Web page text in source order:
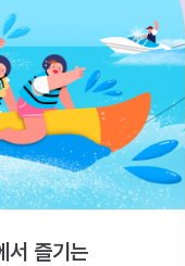
서 즐기는